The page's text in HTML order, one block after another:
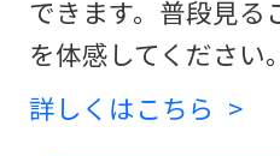
できます。普段見る
を体感してください。
詳しくはこちら